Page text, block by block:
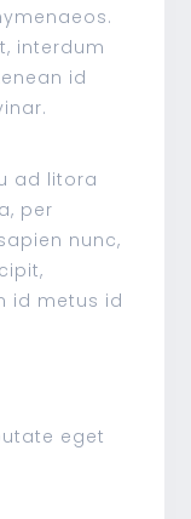
interdum
id
ad litora
per
nunc,
id metus id
eget